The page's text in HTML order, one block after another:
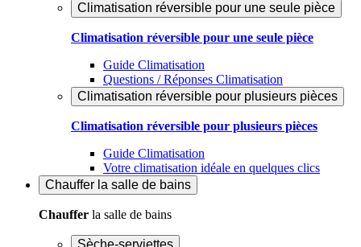
Climatisation réversible pour une seule pièce
Climatisation réversible pour une seule pièce
Guide Climatisation
Questions / Réponses Climatisation
Climatisation réversible pour plusieurs pièces
Climatisation réversible pour plusieurs pièces
Guide Climatisation
Votre climatisation idéale en quelques clics
Chauffer la salle de bains
Chauffer la salle de bains